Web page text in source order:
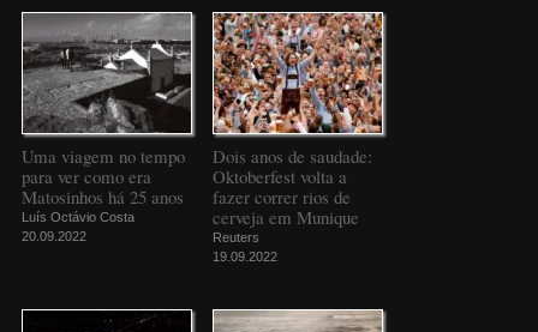
Uma viagem no tempo
para ver como era
Matosinhos há 25 anos
Luís Octávio Costa
20.09.2022
Dois anos de saudade:
Oktoberfest volta a
fazer correr rios de
cerveja em Munique
Reuters
19.09.2022